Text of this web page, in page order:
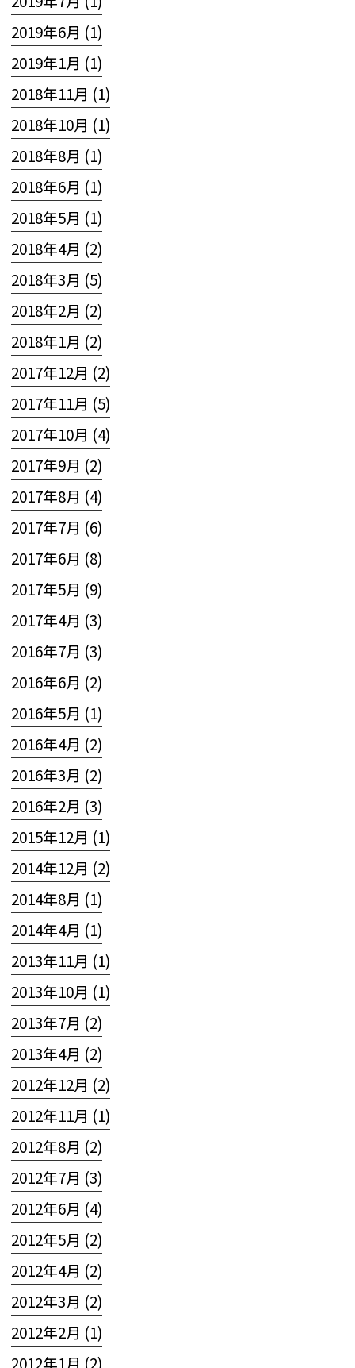
2019年6月 (1)
2019年1月 (1)
2018年11月 (1)
2018年10月 (1)
2018年8月 (1)
2018年6月 (1)
2018年5月 (1)
2018年4月 (2)
2018年3月 (5)
2018年2月 (2)
2018年1月 (2)
2017年12月 (2)
2017年11月 (5)
2017年10月 (4)
2017年9月 (2)
2017年8月 (4)
2017年7月 (6)
2017年6月 (8)
2017年5月 (9)
2017年4月 (3)
2016年7月 (3)
2016年6月 (2)
2016年5月 (1)
2016年4月 (2)
2016年3月 (2)
2016年2月 (3)
2015年12月 (1)
2014年12月 (2)
2014年8月 (1)
2014年4月 (1)
2013年11月 (1)
2013年10月 (1)
2013年7月 (2)
2013年4月 (2)
2012年12月 (2)
2012年11月 (1)
2012年8月 (2)
2012年7月 (3)
2012年6月 (4)
2012年5月 (2)
2012年4月 (2)
2012年3月 (2)
2012年2月 (1)
2012年1月 (2)